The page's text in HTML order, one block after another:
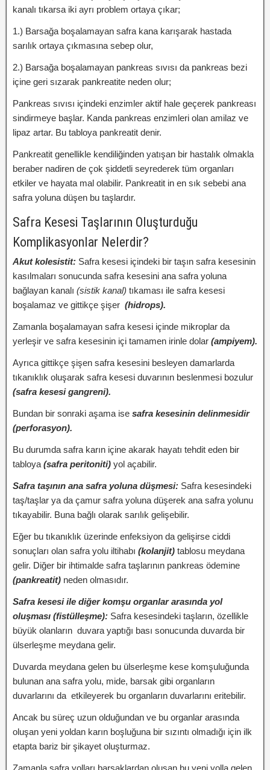
kanalı tıkarsa iki ayrı problem ortaya çıkar;
1.) Barsağa boşalamayan safra kana karışarak hastada
sarılık ortaya çıkmasına sebep olur,
2.) Barsağa boşalamayan pankreas sıvısı da pankreas bezi
içine geri sızarak pankreatite neden olur;
Pankreas sıvısı içindeki enzimler aktif hale geçerek pankreası
sindirmeye başlar. Kanda pankreas enzimleri olan amilaz ve
lipaz artar. Bu tabloya pankreatit denir.
Pankreatit genellikle kendiliğinden yatışan bir hastalık olmakla
beraber nadiren de çok şiddetli seyrederek tüm organları
etkiler ve hayata mal olabilir. Pankreatit in en sık sebebi ana
safra yoluna düşen bu taşlardır.
Safra Kesesi Taşlarının Oluşturduğu
Komplikasyonlar Nelerdir?
Akut kolesistit: Safra kesesi içindeki bir taşın safra kesesinin
kasılmaları sonucunda safra kesesini ana safra yoluna
bağlayan kanalı (sistik kanal) tıkaması ile safra kesesi
boşalamaz ve gittikçe şişer (hidrops).
Zamanla boşalamayan safra kesesi içinde mikroplar da
yerleşir ve safra kesesinin içi tamamen irinle dolar (ampiyem).
Ayrıca gittikçe şişen safra kesesini besleyen damarlarda
tıkanıklık oluşarak safra kesesi duvarının beslenmesi bozulur
(safra kesesi gangreni).
Bundan bir sonraki aşama ise safra kesesinin delinmesidir
(perforasyon).
Bu durumda safra karın içine akarak hayatı tehdit eden bir
tabloya (safra peritoniti) yol açabilir.
Safra taşının ana safra yoluna düşmesi: Safra kesesindeki
taş/taşlar ya da çamur safra yoluna düşerek ana safra yolunu
tıkayabilir. Buna bağlı olarak sarılık gelişebilir.
Eğer bu tıkanıklık üzerinde enfeksiyon da gelişirse ciddi
sonuçları olan safra yolu iltihabı (kolanjit) tablosu meydana
gelir. Diğer bir ihtimalde safra taşlarının pankreas ödemine
(pankreatit) neden olmasıdır.
Safra kesesi ile diğer komşu organlar arasında yol
oluşması (fistülleşme): Safra kesesindeki taşların, özellikle
büyük olanların duvara yaptığı bası sonucunda duvarda bir
ülserleşme meydana gelir.
Duvarda meydana gelen bu ülserleşme kese komşuluğunda
bulunan ana safra yolu, mide, barsak gibi organların
duvarlarını da etkileyerek bu organların duvarlarını eritebilir.
Ancak bu süreç uzun olduğundan ve bu organlar arasında
oluşan yeni yoldan karın boşluğuna bir sızıntı olmadığı için ilk
etapta bariz bir şikayet oluşturmaz.